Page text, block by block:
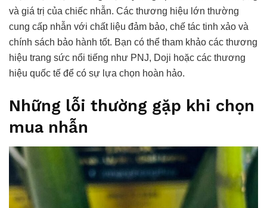
và giá trị của chiếc nhẫn. Các thương hiệu lớn thường
cung cấp nhẫn với chất liệu đảm bảo, chế tác tinh xảo và
chính sách bảo hành tốt. Bạn có thể tham khảo các thương
hiệu trang sức nổi tiếng như PNJ, Doji hoặc các thương
hiệu quốc tế để có sự lựa chọn hoàn hảo.
Những lỗi thường gặp khi chọn
mua nhẫn